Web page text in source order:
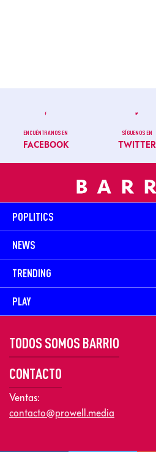
ENCUÉNTRANOS EN
FACEBOOK
SÍGUENOS EN
TWITTER
POPLITICS
NEWS
TRENDING
PLAY
TODOS SOMOS BARRIO
CONTACTO
Ventas:
contacto@prowell.media